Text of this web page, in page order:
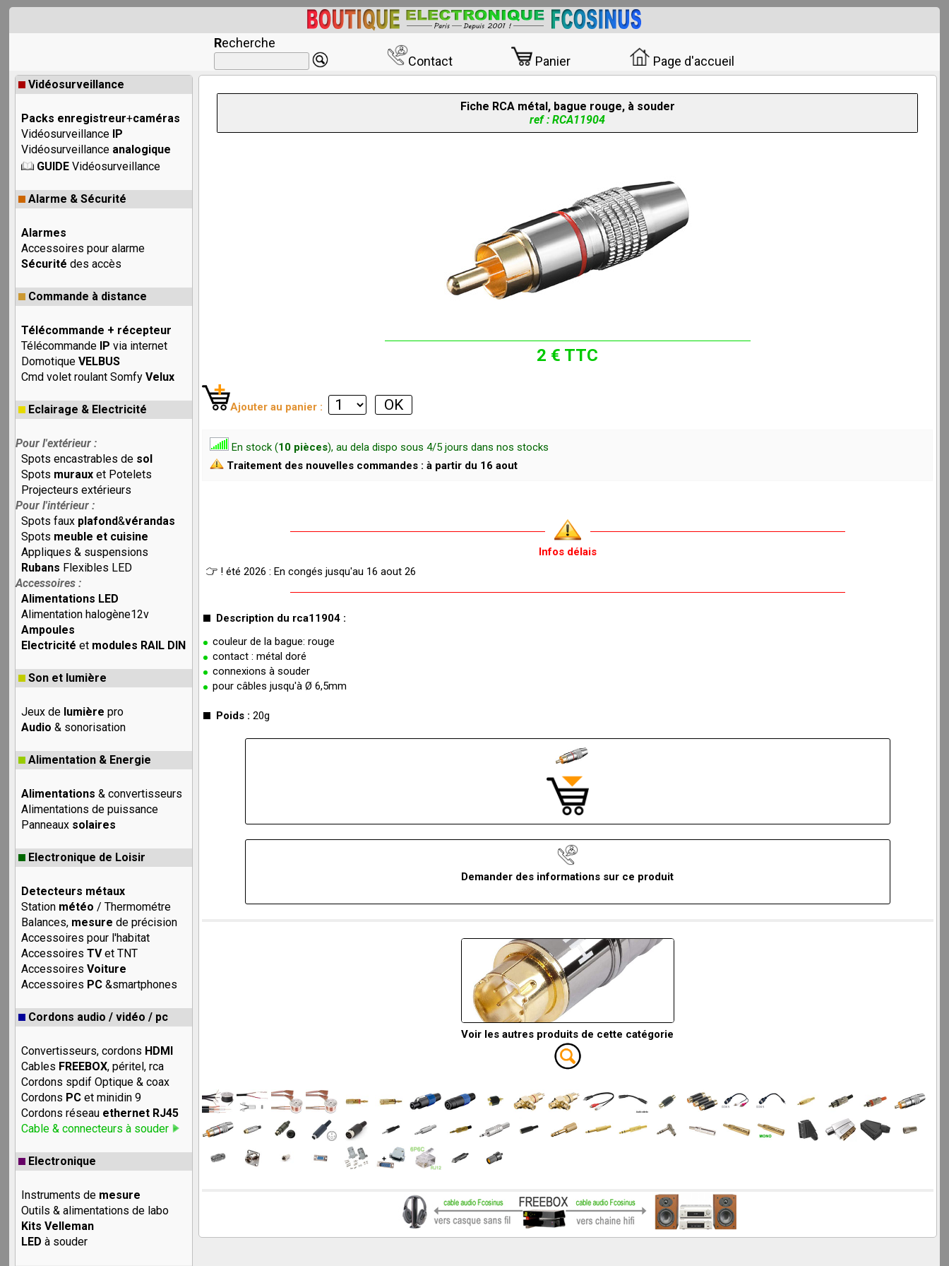
Recherche
Contact
Panier Page d'accueil
Vidéosurveillance
Packs enregistreur+caméras
Vidéosurveillance IP
Vidéosurveillance analogique
GUIDE Vidéosurveillance
Alarme & Sécurité
Alarmes
Accessoires pour alarme
Sécurité des accès
Commande à distance
Télécommande + récepteur
Télécommande IP via internet
DomotiqueVELBUS
Cmd volet roulant SomfyVelux
Eclairage & Electricité
Pour l'extérieur :
Spots encastrables de sol
Spots muraux et Potelets
Projecteurs extérieurs
Pour l'intérieur :
Spots faux plafond&vérandas
Spots meuble et cuisine
Appliques & suspensions
Rubans Flexibles LED
Accessoires :
Alimentations LED
Alimentation halogène12v
Ampoules
Electricité et modules RAIL DIN
Son et lumière
Jeux de lumière pro
Audio & sonorisation
Alimentation & Energie
Alimentations & convertisseurs
Alimentations de puissance
Panneaux solaires
Electronique de Loisir
Detecteurs métaux
Station météo / Thermométre
Balances, mesure de précision
Accessoires pour l'habitat
AccessoiresTVet TNT
AccessoiresVoiture
Accessoires PC &smartphones
Cordons audio / vidéo / pc
Convertisseurs, cordons HDMI
Cables FREEBOX, péritel, rca
Cordons spdif Optique & coax
Cordons PC et minidin 9
Cordons réseau ethernet RJ45
Cable & connecteurs à souder
Electronique
Instruments de mesure
Outils & alimentations de labo
Kits Velleman
LED à souder
Fiche RCA métal, bague rouge, à souder
ref : RCA11904
2 € TTC
Ajouter au panier :
En stock (10 pièces), au dela dispo sous 4/5 jours dans nos stocks
Traitement des nouvelles commandes : à partir du 16 aout
Infos délais
! été 2026 : En congés jusqu'au 16 aout 26
Description du rca11904 :
couleur de la bague: rouge
contact : métal doré
connexions à souder
pour câbles jusqu'à Ø 6,5mm
Poids :20g
Demander des informations sur ce produit
Voir les autres produits de cette catégorie